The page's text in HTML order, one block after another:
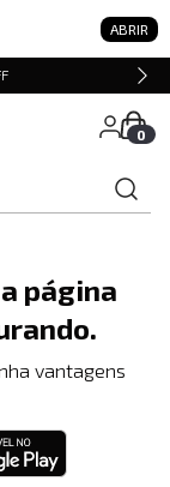
ABRIR
0
página
vantagens